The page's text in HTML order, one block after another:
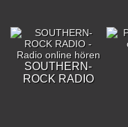
SOUTHERN-
ROCK RADIO